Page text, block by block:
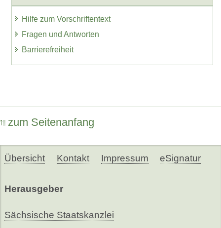
Hilfe zum Vorschriftentext
Fragen und Antworten
Barrierefreiheit
zum Seitenanfang
Übersicht Kontakt Impressum eSignatur
Herausgeber
Sächsische Staatskanzlei